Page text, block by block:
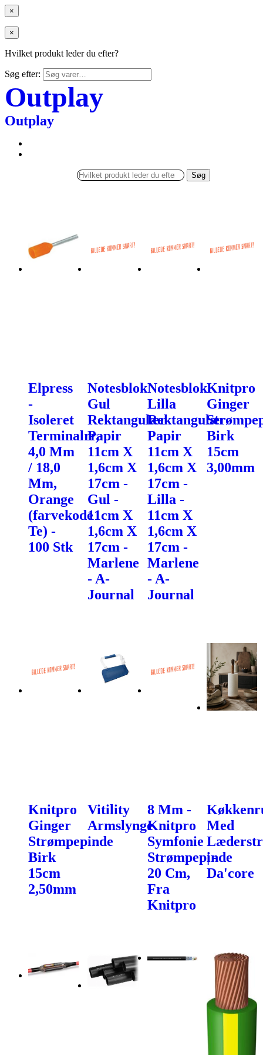
×
×
Hvilket produkt leder du efter?
Søg efter:
Outplay
Outplay
Søg
Elpress
-
Isoleret
Terminalrr,
4,0 Mm
/ 18,0
Mm,
Orange
(farvekode
Te) -
100 Stk
Notesblok
Gul
Rektangulær
Papir
11cm X
1,6cm X
17cm -
Gul -
11cm X
1,6cm X
17cm -
Marlene
- A-
Journal
Notesblok
Lilla
Rektangulær
Papir
11cm X
1,6cm X
17cm -
Lilla -
11cm X
1,6cm X
17cm -
Marlene
- A-
Journal
Knitpro
Ginger
Birk
15cm
3,00mm
Knitpro
Ginger
Strømpepinde
Birk
15cm
2,50mm
Vitility
Armslynge
8 Mm -
Knitpro
Symfonie
Strømpepinde
20 Cm,
Fra
Knitpro
Med
| -
Da'core